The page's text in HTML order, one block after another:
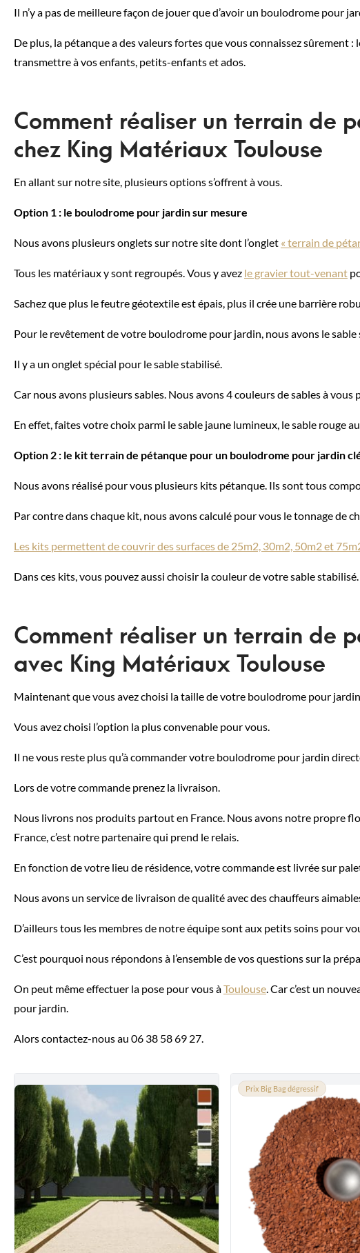
Il n’y a pas de meilleure façon de jouer que d’avoir un boulodrome pour
De plus, la pétanque a des valeurs fortes que vous connaissez sûrement
transmettre à vos enfants, petits-enfants et ados.
Comment réaliser un terrain de
chez King Matériaux Toulouse
En allant sur notre site, plusieurs options s’offrent à vous.
Option 1 : le boulodrome pour jardin sur mesure
Nous avons plusieurs onglets sur notre site dont l’onglet « terrain de
Tous les matériaux y sont regroupés. Vous y avez le gravier tout-venant
Sachez que plus le feutre géotextile est épais, plus il crée une barrière
Pour le revêtement de votre boulodrome pour jardin, nous avons le sable
Il y a un onglet spécial pour le sable stabilisé.
Car nous avons plusieurs sables. Nous avons 4 couleurs de sables à vous
En effet, faites votre choix parmi le sable jaune lumineux, le sable rouge
Option 2 : le kit terrain de pétanque pour un boulodrome pour jardin
Nous avons réalisé pour vous plusieurs kits pétanque. Ils sont tous
Par contre dans chaque kit, nous avons calculé pour vous le tonnage de
Les kits permettent de couvrir des surfaces de 25m2, 30m2, 50m2 et
Dans ces kits, vous pouvez aussi choisir la couleur de votre sable stabilisé.
Comment réaliser un terrain de
avec King Matériaux Toulouse
Maintenant que vous avez choisi la taille de votre boulodrome pour jardin
Vous avez choisi l’option la plus convenable pour vous.
Il ne vous reste plus qu’à commander votre boulodrome pour jardin
Lors de votre commande prenez la livraison.
Nous livrons nos produits partout en France. Nous avons notre propre
France, c’est notre partenaire qui prend le relais.
En fonction de votre lieu de résidence, votre commande est livrée sur
Nous avons un service de livraison de qualité avec des chauffeurs
D’ailleurs tous les membres de notre équipe sont aux petits soins pour
C’est pourquoi nous répondons à l’ensemble de vos questions sur la
On peut même effectuer la pose pour vous àToulouse . Car c’est un
pour jardin.
Alors contactez-nous au 06 38 58 69 27.
Prix Big Bag dégressif